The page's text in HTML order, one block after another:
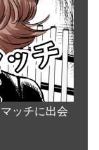
ッチに出会